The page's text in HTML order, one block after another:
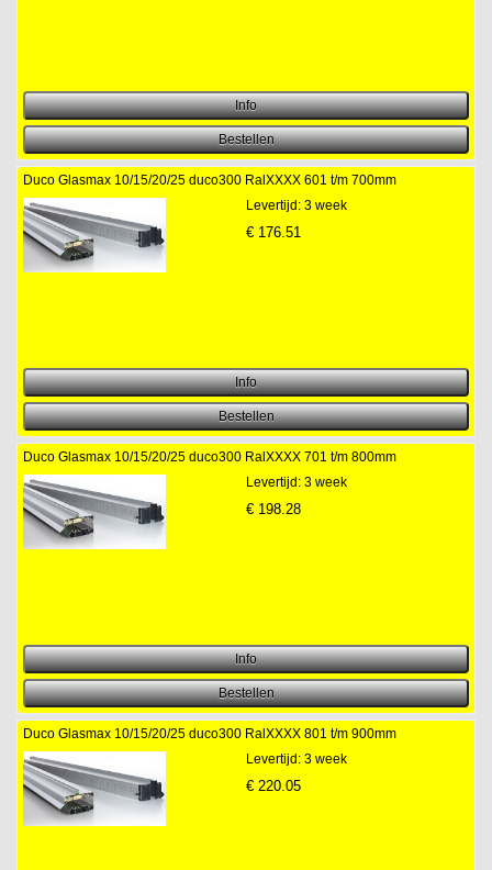
Duco Glasmax 10/15/20/25 duco300 RalXXXX 601 t/m 700mm
Levertijd: 3 week
€ 176.51
Duco Glasmax 10/15/20/25 duco300 RalXXXX 701 t/m 800mm
Levertijd: 3 week
€ 198.28
Duco Glasmax 10/15/20/25 duco300 RalXXXX 801 t/m 900mm
Levertijd: 3 week
€ 220.05